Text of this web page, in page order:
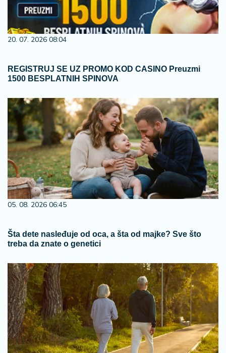
20. 07. 2026 08:04
REGISTRUJ SE UZ PROMO KOD CASINO Preuzmi
1500 BESPLATNIH SPINOVA
05. 08. 2026 06:45
Šta dete nasleđuje od oca, a šta od majke? Sve što
treba da znate o genetici